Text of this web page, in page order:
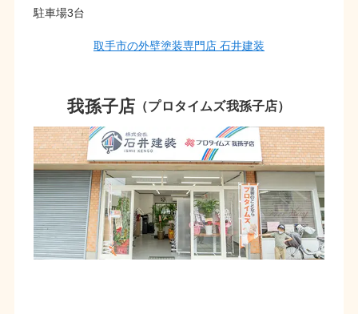
駐車場3台
取手市の外壁塗装専門店 石井建装
我孫子店 （プロタイムズ我孫子店）